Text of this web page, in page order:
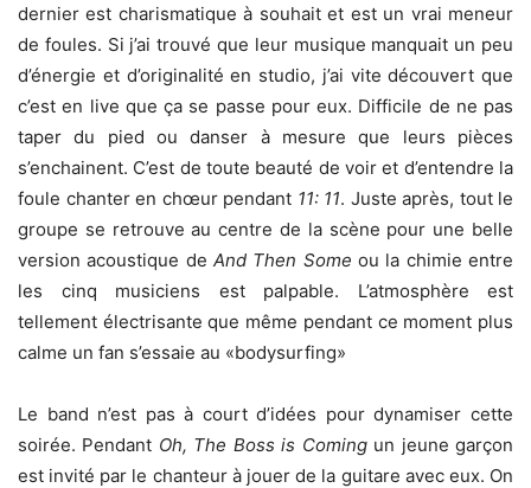
dernier est charismatique à souhait et est un vrai meneur
de foules. Si j’ai trouvé que leur musique manquait un peu
d’énergie et d’originalité en studio, j’ai vite découvert que
c’est en live que ça se passe pour eux. Difficile de ne pas
taper du pied ou danser à mesure que leurs pièces
s’enchainent. C’est de toute beauté de voir et d’entendre la
foule chanter en chœur pendant 11: 11. Juste après, tout le
groupe se retrouve au centre de la scène pour une belle
version acoustique de And Then Some ou la chimie entre
les cinq musiciens est palpable. L’atmosphère est
tellement électrisante que même pendant ce moment plus
calme un fan s’essaie au «bodysurfing»
Le band n’est pas à court d’idées pour dynamiser cette
soirée. Pendant Oh, The Boss is Comingun jeune garçon
est invité par le chanteur à jouer de la guitare avec eux. On